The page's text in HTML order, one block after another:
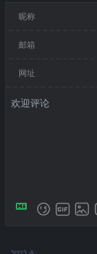
昵称
邮箱
网址